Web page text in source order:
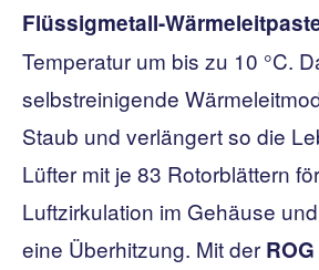
Flüssigmetall-
Temperatur um bis zu 10 °C.
selbstreinigende
Staub und verlängert so die
Lüfter mit je 83 Rotorblättern
Luftzirkulation im Gehäuse
eine Überhitzung. Mit der